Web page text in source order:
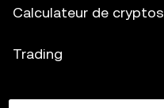
Calculateur de cryptos
Trading